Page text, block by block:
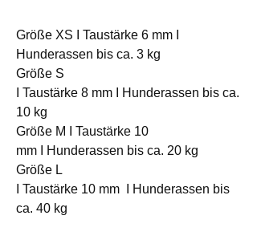
Größe XS I Taustärke 6 mm I
Hunderassen bis ca. 3 kg
Größe S
I Taustärke 8 mm I Hunderassen bis ca.
10 kg
Größe M I Taustärke 10
mm I Hunderassen bis ca. 20 kg
Größe L
I Taustärke 10 mm I Hunderassen bis
ca. 40 kg